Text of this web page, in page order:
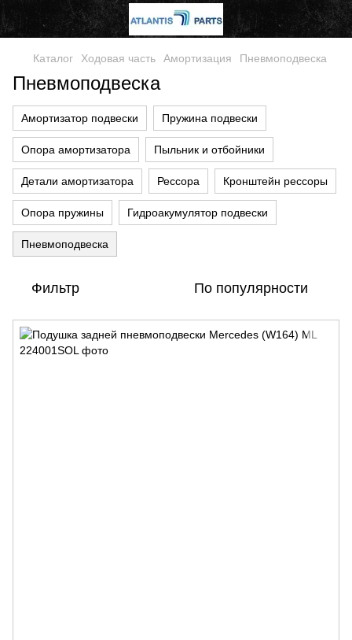
Каталог Ходовая часть Амортизация Пневмоподвеска
Пневмоподвеска
Амортизатор подвески Пружина подвески
Опора амортизатора Пыльник и отбойники
Детали амортизатора Рессора Кронштейн рессоры
Опора пружины Гидроакумулятор подвески
Пневмоподвеска
Фильтр По популярности